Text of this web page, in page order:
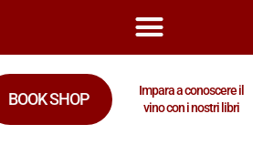
BOOK SHOP
Impara a conoscere il
vino con i nostri libri